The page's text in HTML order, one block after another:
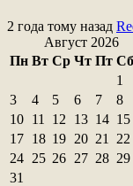
2 года тому назад
Август 2026
Пн Вт Ср Чт Пт Сб
1
3
4 5 6 7 8
10 11 12 13 14 15
17 18 19 20 21 22
24 25 26 27 28 29
31